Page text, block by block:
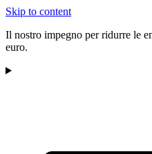
Skip to content
Il nostro impegno per ridurre le
euro.